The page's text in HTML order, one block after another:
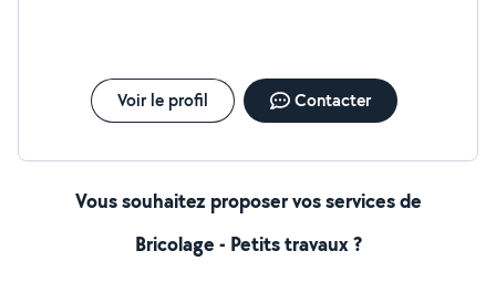
Voir le profil Contacter
Vous souhaitez proposer vos services de
Bricolage - Petits travaux ?